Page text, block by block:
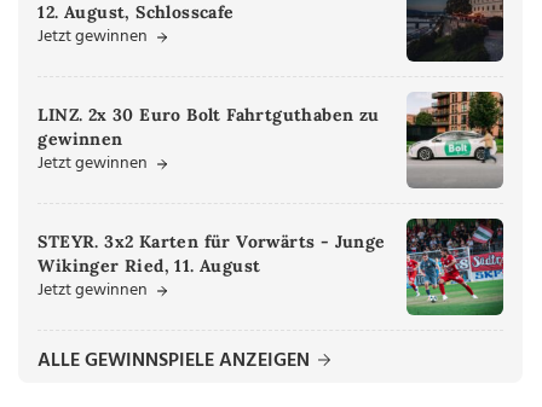
12. August, Schlosscafe
Jetzt gewinnen
LINZ. 2x 30 Euro Bolt Fahrtguthaben zu
gewinnen
Jetzt gewinnen
STEYR. 3x2 Karten für Vorwärts - Junge
Wikinger Ried, 11. August
Jetzt gewinnen
ALLE GEWINNSPIELE ANZEIGEN